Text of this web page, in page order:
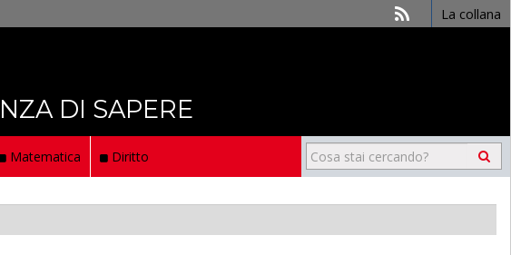
La collana
DI SAPERE
Matematica Diritto